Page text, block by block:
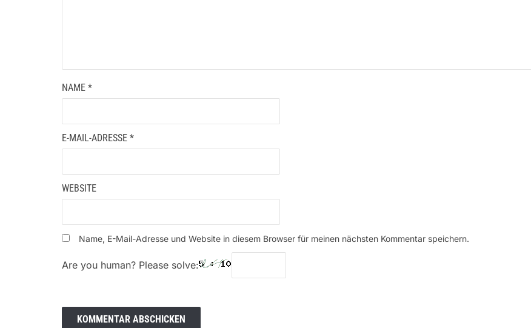
NAME *
E-MAIL-ADRESSE *
WEBSITE
Name, E-Mail-Adresse und Website in diesem Browser für meinen nächsten Kommentar speichern.
Are you human? Please solve: